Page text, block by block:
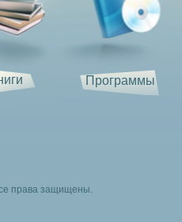
Программы
права защищены.